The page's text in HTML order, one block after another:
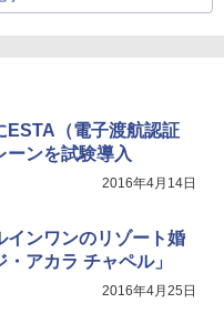
ESTA（電子渡航認証
ーンを試験導入
2016年4月14日
インワンのリゾート婚
アカラ チャペル」
2016年4月25日